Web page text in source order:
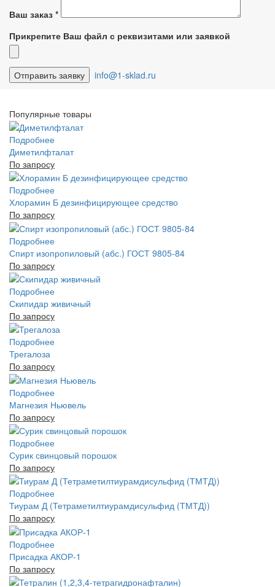
Ваш заказ *
Прикрепите Ваш файл с реквизитами или заявкой
info@1-sklad.ru
Популярные товары
Подробнее
Диметилфталат
По запросу
Подробнее
Хлорамин Б дезинфицирующее средство
По запросу
Подробнее
Спирт изопропиловый (абс.) ГОСТ 9805-84
По запросу
Подробнее
Скипидар живичный
По запросу
Подробнее
Трегалоза
По запросу
Подробнее
Магнезия Ньювель
По запросу
Подробнее
Сурик свинцовый порошок
По запросу
Подробнее
Тиурам Д (Тетраметилтиурамдисульфид (ТМТД))
По запросу
Подробнее
Присадка АКОР-1
По запросу